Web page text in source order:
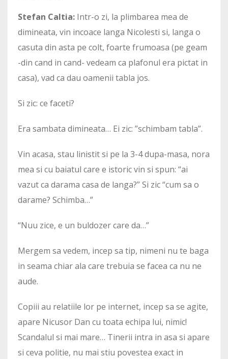
Stefan Caltia: Intr-o zi, la plimbarea mea de
dimineata, vin incoace langa Nicolesti si, langa o
casuta din asta pe colt, foarte frumoasa (pe geam
-din cand in cand- vedeam ca plafonul era pictat in
casa), vad ca dau oamenii tabla jos.
Si zic: ce faceti?
Era sambata dimineata… Ei zic: ”schimbam tabla”.
Vin acasa, stau linistit si pe la 3-4 dupa-masa, nora
mea si cu baiatul care e istoric vin si spun: “ai
vazut ca darama casa de langa?” Si zic “cum sa o
darame? Schimba…”
“Nuu zice, e un buldozer care da…”
Mergem sa vedem, incep sa tip, nimeni nu te baga
in seama chiar ala care trebuia se facea ca nu ne
aude.
Copiii au relatiile lor pe internet, incep sa se agite,
apare Nicusor Dan cu toata echipa lui, nimic!
Scandalul si mai mare… Tinerii intra in asa si apare
si ceva politie, nu mai stiu povestea exact in